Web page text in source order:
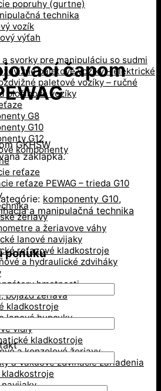
popruhy (gurtne)
technika
vozík
výťah
a svorky pre manipuláciu so sudmi
paletové vozíky – elektrické
paletové vozíky – ručné
plošinové vozíky
G8
G10
G12
komponenty
reťaze
reťaze PEWAG – trieda G10
žeriavy
a žeriavove váhy
lanové navijaky
reťazové kladkostroje
a hydraulické zdviháky
hmotnosti
pojazd žeriava
kladkostroje
lanové hupcuky
vidly
kladkostroje
a konzolové žeriavy
a Vakuové zdvíhacie zariadenia
kladkostroje
navijaky
čapom
GKHSW
záklapka.
komponenty G10,
a manipulačná technika
ponuku